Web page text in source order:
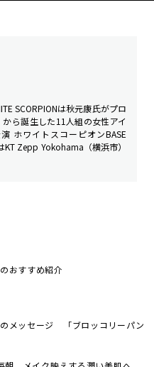
SCORPIONは秋元康氏がプロ
から誕生した11人組の女性アイ
ホワイトスコーピオンBASE
Zepp Yokohama（横浜市）
おすすめ紹介
メッセージ 「ブロッコリーパン